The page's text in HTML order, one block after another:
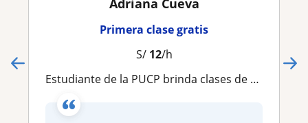
Adriana Cueva
Primera clase gratis
S/ 12/h
Estudiante de la PUCP brinda clases de álgebra, trigonometría, geometría e inglés